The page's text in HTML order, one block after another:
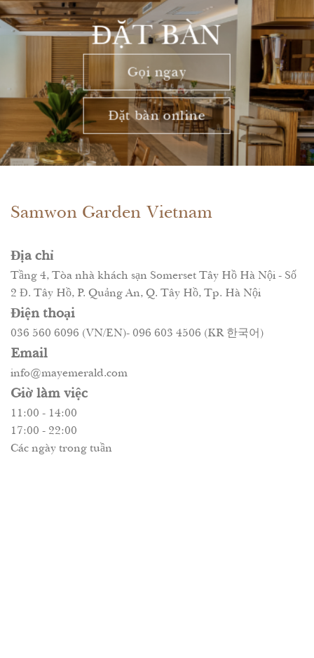
ĐẶT BÀN
Gọi ngay
Đặt bàn online
Samwon Garden Vietnam
Địa chỉ
Tầng 4, Tòa nhà khách sạn Somerset Tây Hồ Hà Nội - Số
2 Đ. Tây Hồ, P. Quảng An, Q. Tây Hồ, Tp. Hà Nội
Điện thoại
036 560 6096 (VN/EN)- 096 603 4506 (KR 한국어)
Email
info@mayemerald.com
Giờ làm việc
11:00 - 14:00
17:00 - 22:00
Các ngày trong tuần